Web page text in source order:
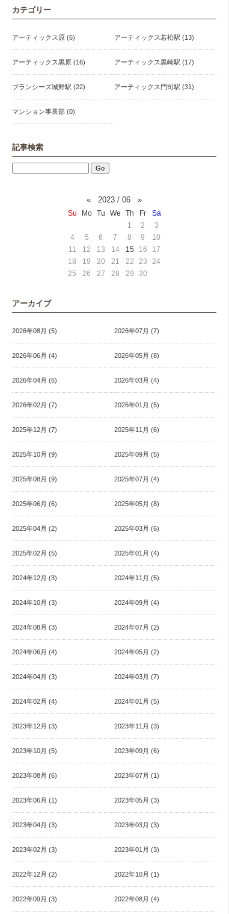
カテゴリー
アーティックス原 (6) アーティックス若松駅 (13)
アーティックス黒原 (16) アーティックス黒崎駅 (17)
ブランシーズ城野駅 (22) アーティックス門司駅 (31)
マンション事業部 (0)
記事検索
« 2023 / 06 »
Su Mo Tu We Th Fr
Sa
1
2
3
4
5 6 7 8 9
10
11
12 13 14 15 16
17
18
19 20 21 22 23
24
25
26 27 28 29 30
アーカイブ
2026年08月 (5) 2026年07月 (7)
2026年06月 (4) 2026年05月 (8)
2026年04月 (6) 2026年03月 (4)
2026年02月 (7) 2026年01月 (5)
2025年12月 (7) 2025年11月 (6)
2025年10月 (9) 2025年09月 (5)
2025年08月 (9) 2025年07月 (4)
2025年06月 (6) 2025年05月 (8)
2025年04月 (2) 2025年03月 (6)
2025年02月 (5) 2025年01月 (4)
2024年12月 (3) 2024年11月 (5)
2024年10月 (3) 2024年09月 (4)
2024年08月 (3) 2024年07月 (2)
2024年06月 (4) 2024年05月 (2)
2024年04月 (3) 2024年03月 (7)
2024年02月 (4) 2024年01月 (5)
2023年12月 (3) 2023年11月 (3)
2023年10月 (5) 2023年09月 (6)
2023年08月 (6) 2023年07月 (1)
2023年06月 (1) 2023年05月 (3)
2023年04月 (3) 2023年03月 (3)
2023年02月 (3) 2023年01月 (3)
2022年12月 (2) 2022年10月 (1)
2022年09月 (3) 2022年08月 (4)